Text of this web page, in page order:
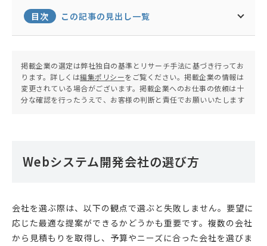
目次 この記事の見出し一覧
掲載企業の選定は弊社独自の基準とリサーチ手法に基づき行ってお
ります。詳しくは編集ポリシーをご覧ください。掲載企業の情報は
変更されている場合がございます。掲載企業へのお仕事の依頼は十
分な確認を行ったうえで、お客様の判断と責任でお願いいたします
Webシステム開発会社の選び方
会社を選ぶ際は、以下の観点で選ぶと失敗しません。要望に
応じた最適な提案ができるかどうかも重要です。複数の会社
から見積もりを取得し、予算やニーズに合った会社を選びま